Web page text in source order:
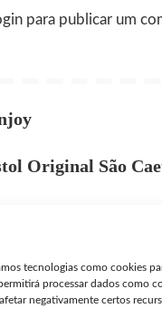
tecnologias como cookies
processar dados como
negativamente certos
para publicar um
Original São
de Misoprostol Venda